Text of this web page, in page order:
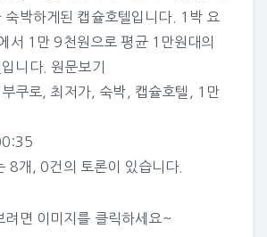
숙박하게된 캡슐호텔입니다. 1박 요
서 1만 9천원으로 평균 1만원대의
니다. 원문보기
쿠로 최저가, 숙박 캡슐호텔
1만
8개 ,0건 의 토론이 있습니다.
려면 이미지를 클릭하세요~